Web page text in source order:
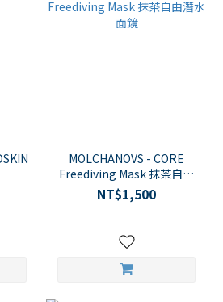
MOLCHANOVS - CORE
Freediving Mask 抹茶自由
潛水面鏡
NT$1,500